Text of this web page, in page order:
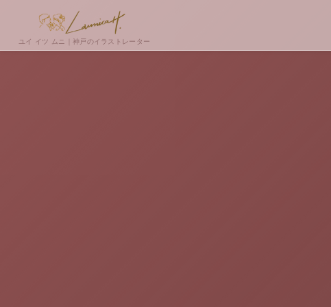
ユイ イツ ムニ｜神戸のイラストレーター